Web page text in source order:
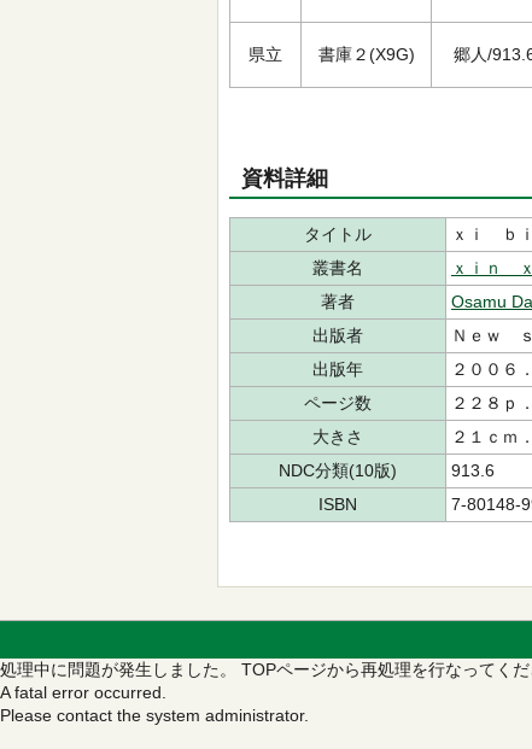
県立 書庫２(X9G) 郷人/
資料詳細
タイトル
ｘｉ ｂ
叢書名
ｘｉｎ
著者
Osamu
出版者
Ｎｅｗ
出版年
２００６
ページ数
２２８ｐ．
大きさ
２１ｃｍ．
NDC分類(10版)
913.6
ISBN
7-80148-
処理中に問題が発生しました。 TOPページから再処理を行なってくだ
A fatal error occurred.
Please contact the system administrator.